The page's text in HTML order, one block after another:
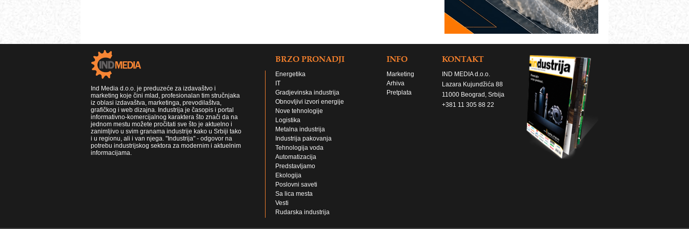
Ind Media d.o.o. je preduzeće za izdavaštvo i
marketing koje čini mlad, profesionalan tim stručnjaka
iz oblasi izdavaštva, marketinga, prevodilaštva,
grafičkog i web dizajna. Industrija je časopis i portal
informativno-komercijalnog karaktera što znači da na
jednom mestu možete pročitati sve što je aktuelno i
zanimljivo u svim granama industrije kako u Srbiji tako
i u regionu, ali i van njega. "Industrija" - odgovor na
potrebu industrijskog sektora za modernim i aktuelnim
informacijama.
BRZO PRONADJI
Energetika
IT
Gradjevinska industrija
Obnovljivi izvori energije
Nove tehnologije
Logistika
Metalna industrija
Industrija pakovanja
Tehnologija voda
Automatizacija
Predstavljamo
Ekologija
Poslovni saveti
Sa lica mesta
Vesti
Rudarska industrija
INFO
Marketing
Arhiva
Pretplata
KONTAKT
IND MEDIA d.o.o.
Lazara Kujundžića 88
11000 Beograd, Srbija
+381 11 305 88 22